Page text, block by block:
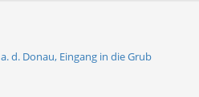
d. Donau, Eingang in die Grub